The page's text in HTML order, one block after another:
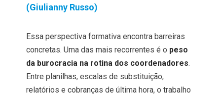
(Giulianny Russo)
Essa perspectiva formativa encontra barreiras
concretas. Uma das mais recorrentes é o peso
da burocracia na rotina dos coordenadores.
Entre planilhas, escalas de substituição,
relatórios e cobranças de última hora, o trabalho